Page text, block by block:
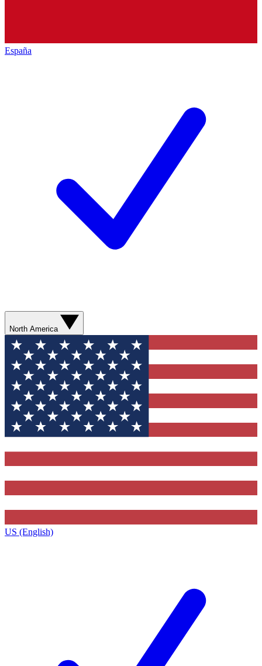
España
North America
US (English)